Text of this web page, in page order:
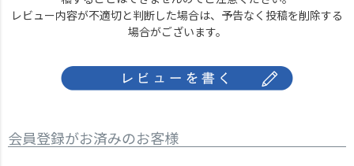
レビュー内容が不適切と判断した場合は、予告なく投稿を削除する
場合がございます。
会員登録がお済みのお客様